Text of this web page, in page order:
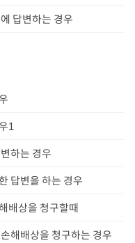
답변하는 경우
1
하는 경우
답변을 하는 경우
배상을 청구할때
해배상을 청구하는 경우